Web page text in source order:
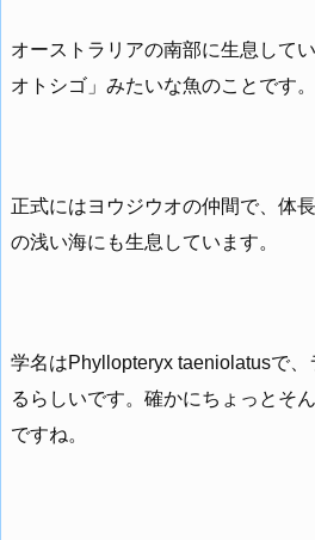
オーストラリアの南部に生息して
オトシゴ」みたいな魚のことです。
正式にはヨウジウオの仲間で、体
の浅い海にも生息しています。
学名はPhyllopteryx taeniolatusで
るらしいです。確かにちょっとそ
ですね。